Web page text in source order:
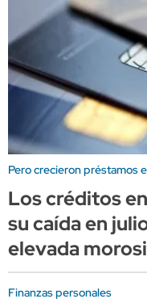
Pero crecieron préstamos
Los créditos
su caída en
elevada
Finanzas personales